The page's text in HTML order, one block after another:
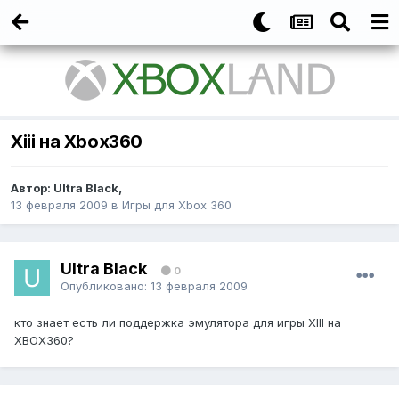
Xiii на Xbox360
Автор: Ultra Black,
13 февраля 2009 в Игры для Xbox 360
Ultra Black 0
Опубликовано: 13 февраля 2009
кто знает есть ли поддержка эмулятора для игры XIII на
XBOX360?